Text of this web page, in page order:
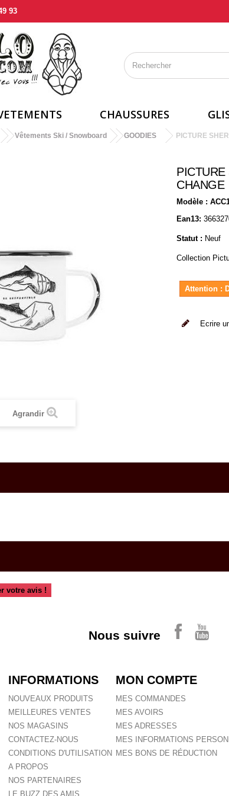
93
CHAUSSURES
Vêtements Ski / Snowboard GOODIES PICTURE
Agrandir
CHANGE
Modèle :
Ean13:
Statut : Neuf
Collection
Attention :
Ecrire
votre avis !
Nous suivre
INFORMATIONS
NOUVEAUX PRODUITS
MEILLEURES VENTES
NOS MAGASINS
CONTACTEZ-NOUS
CONDITIONS D'UTILISATION
A PROPOS
NOS PARTENAIRES
LE BUZZ DES AMIS
MON COMPTE
MES COMMANDES
MES AVOIRS
MES ADRESSES
MES INFORMATIONS
MES BONS DE RÉDUCTION